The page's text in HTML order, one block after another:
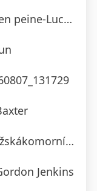
Lucky Blondo
Jenkins